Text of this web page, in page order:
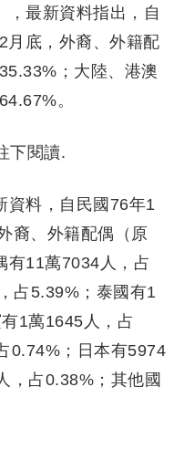
，最新資料指出，自
月底，外裔、外籍配
；大陸、港澳
。
下閱讀.
資料，自民國76年1
裔、外籍配偶（原
有11萬7034人，占
占5.39%；泰國有1
1萬1645人，占
0.74%；日本有5974
，占0.38%；其他國